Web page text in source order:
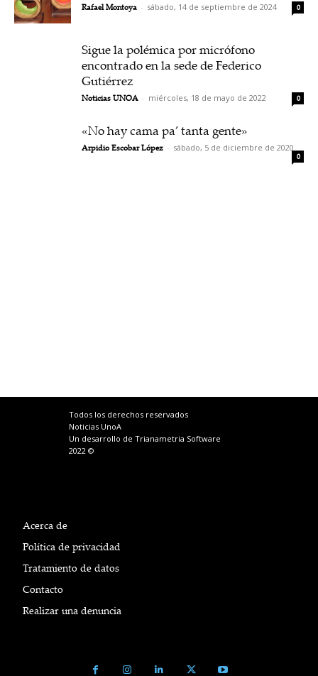
Rafael Montoya - sábado, 14 de septiembre de 2024 0
Sigue la polémica por micrófono
encontrado en la sede de Federico
Gutiérrez
Noticias UNOA - miércoles, 18 de mayo de 2022 0
«No hay cama pa’ tanta gente»
Arpidio Escobar López - sábado, 5 de diciembre de 2020
0
Todos los derechos reservados
Noticias UnoA
Un desarrollo de Trianametria Software
2022 ©
Acerca de
Política de privacidad
Tratamiento de datos
Contacto
Realizar una denuncia